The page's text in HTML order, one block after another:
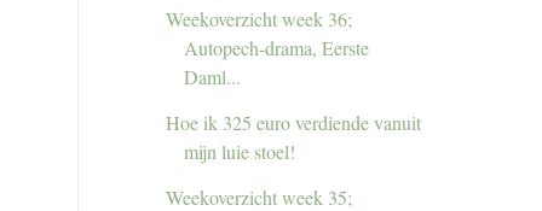
Weekoverzicht week 36;
Autopech-drama, Eerste
Daml...
Hoe ik 325 euro verdiende vanuit
mijn luie stoel!
Weekoverzicht week 35;